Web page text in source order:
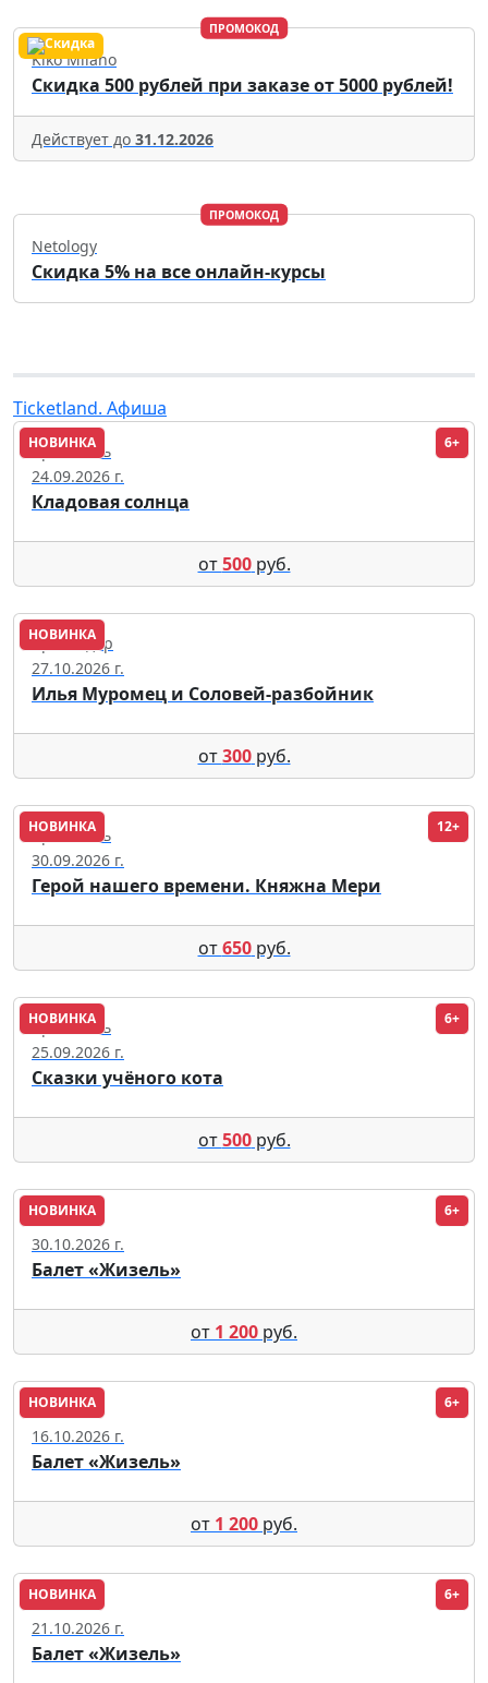
ПРОМОКОД
Kiko Milano
Скидка 500 рублей при заказе от 5000 рублей!
Действует до 31.12.2026
ПРОМОКОД
Netology
Скидка 5% на все онлайн-курсы
Ticketland. Афиша
НОВИНКА 6+
Ярославль
24.09.2026 г.
Кладовая солнца
от500руб.
НОВИНКА
Краснодар
27.10.2026 г.
Илья Муромец и Соловей-разбойник
от300руб.
НОВИНКА 12+
Ярославль
30.09.2026 г.
Герой нашего времени. Княжна Мери
от650руб.
НОВИНКА 6+
Ярославль
25.09.2026 г.
Сказки учёного кота
от500руб.
НОВИНКА 6+
Москва
30.10.2026 г.
Балет «Жизель»
от 1 200 руб.
НОВИНКА 6+
Москва
16.10.2026 г.
Балет «Жизель»
от 1 200 руб.
НОВИНКА 6+
Пенза
21.10.2026 г.
Балет «Жизель»